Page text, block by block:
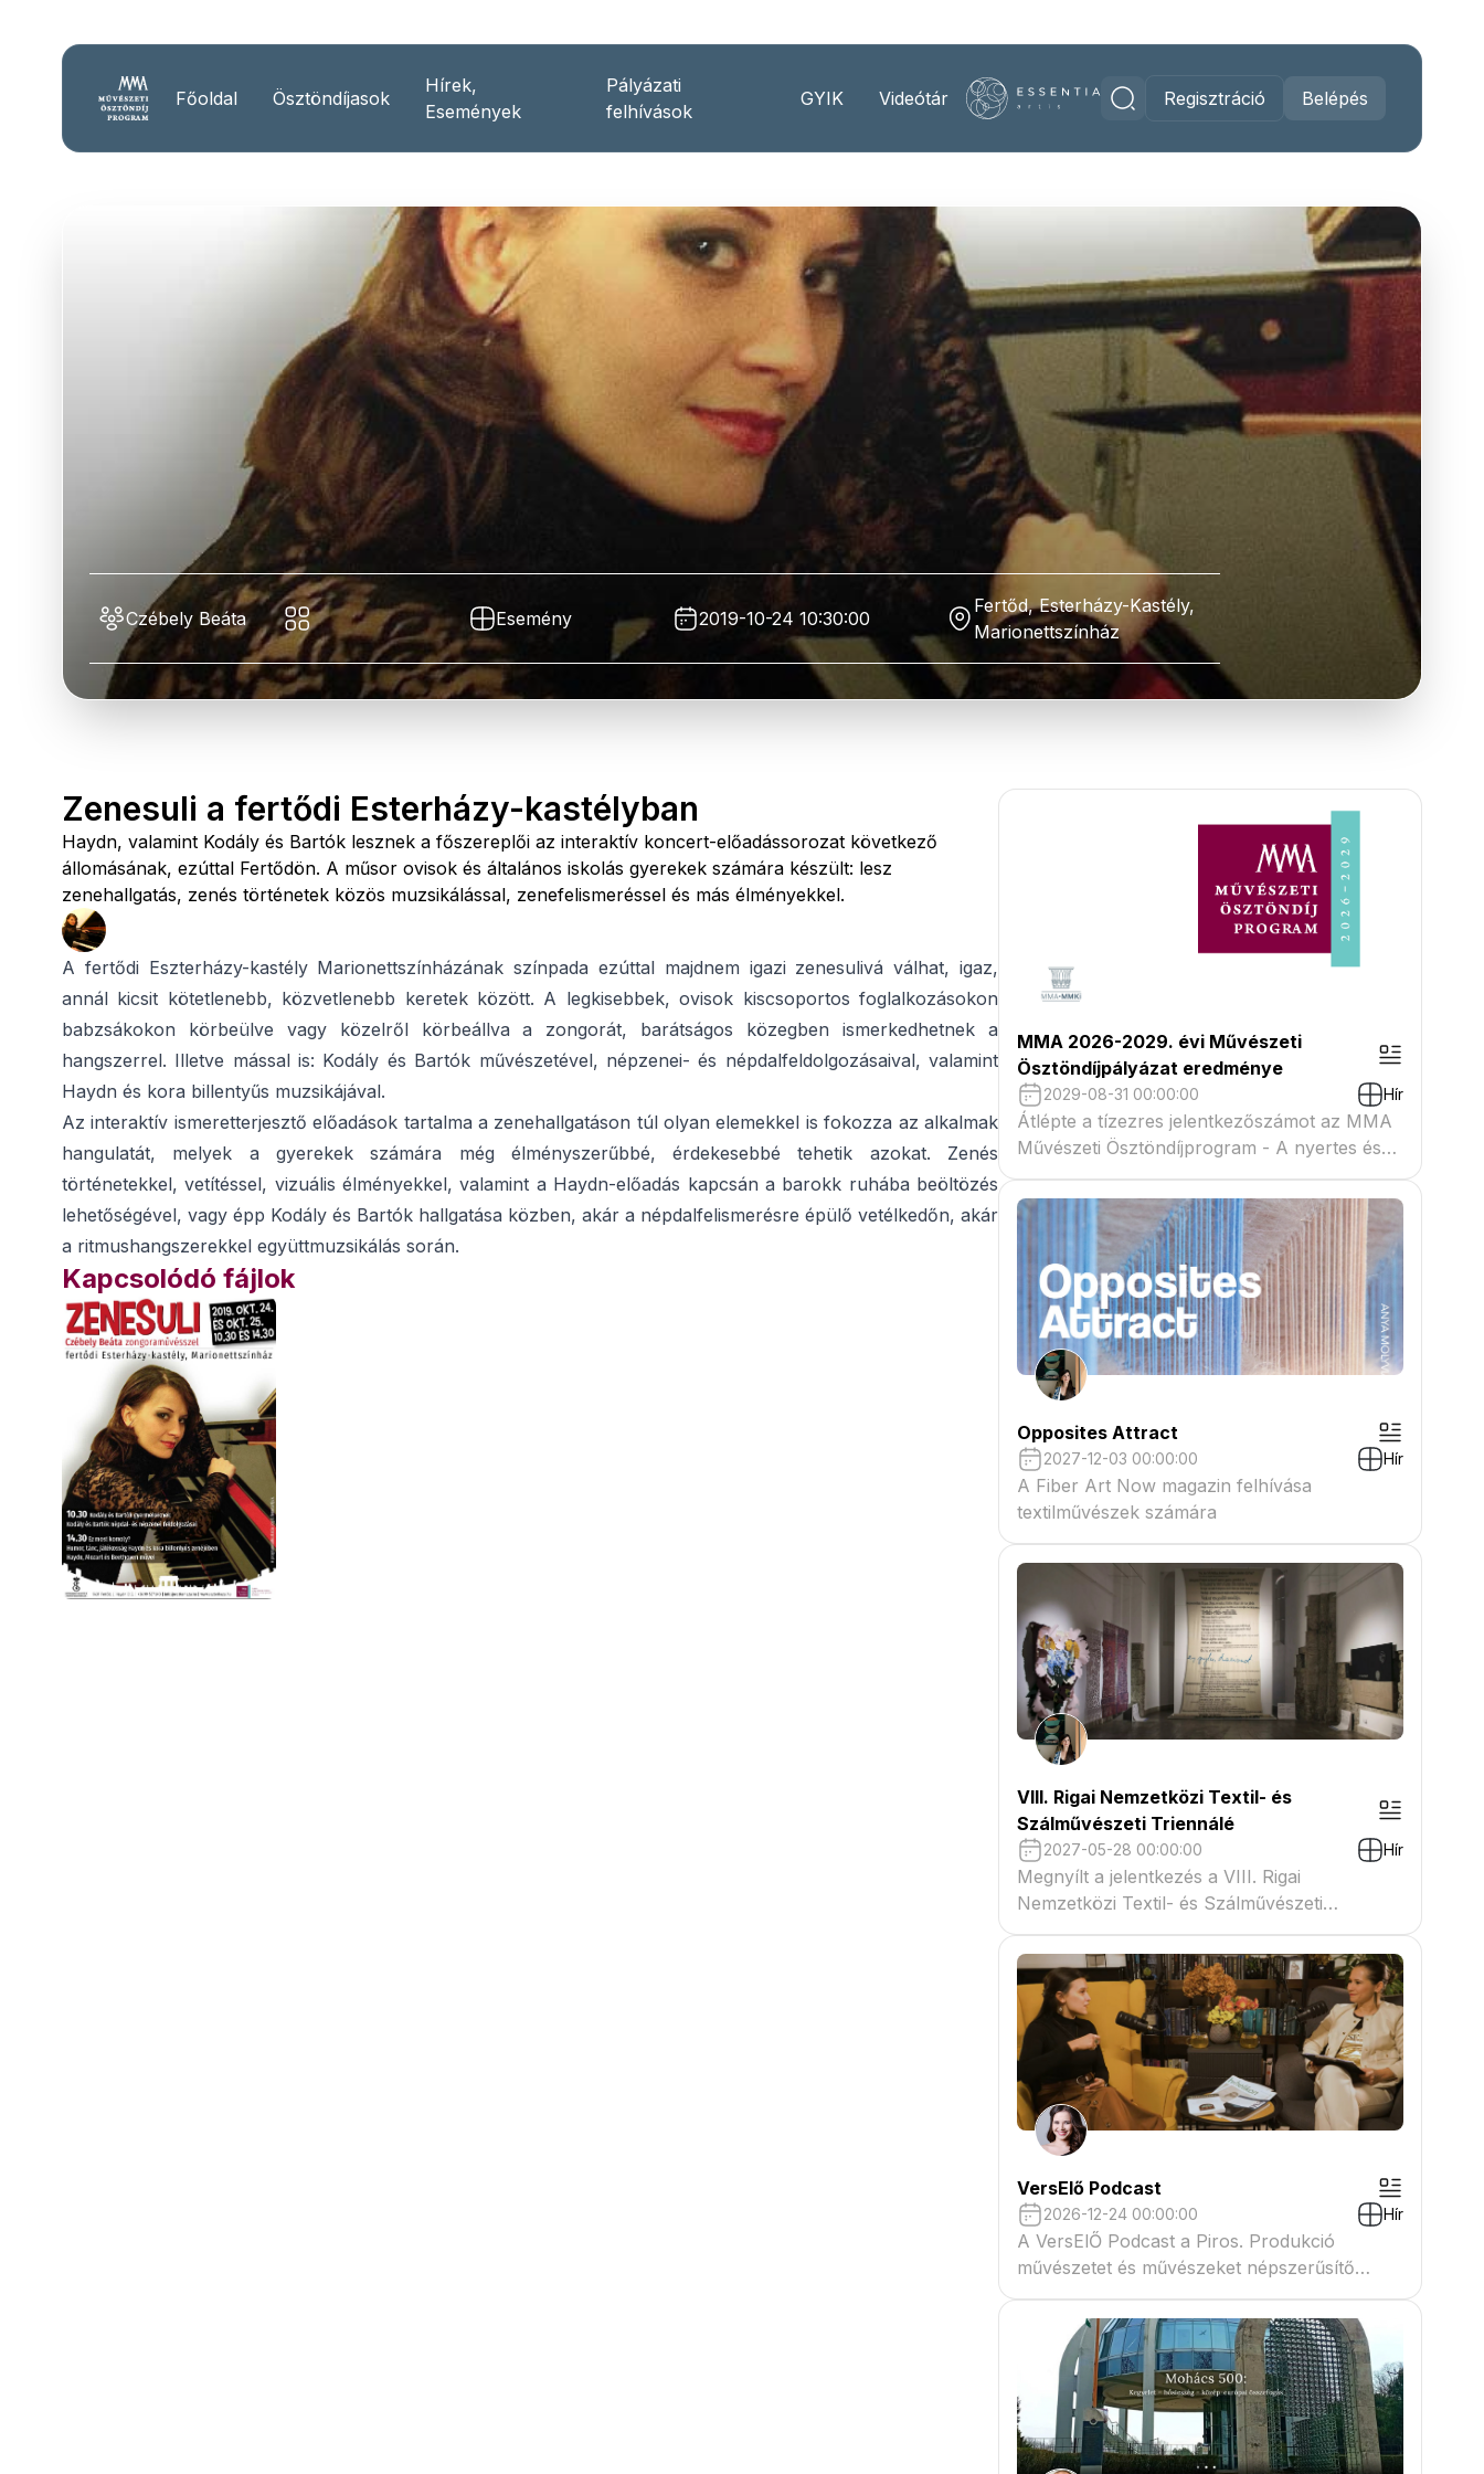
Főoldal Ösztöndíjasok
Hírek,
Események
Pályázati
felhívások
GYIK Videótár Regisztráció Belépés
Czébely Beáta Esemény 2019-10-24 10:30:00
Fertőd, Esterházy-Kastély,
Marionettszínház
Zenesuli a fertődi Esterházy-kastélyban
Haydn, valamint Kodály és Bartók lesznek a főszereplői az interaktív koncert-előadássorozat következő
állomásának, ezúttal Fertődön. A műsor ovisok és általános iskolás gyerekek számára készült: lesz
zenehallgatás, zenés történetek közös muzsikálással, zenefelismeréssel és más élményekkel.
A fertődi Eszterházy-kastély Marionettszínházának színpada ezúttal majdnem igazi zenesulivá válhat, igaz,
annál kicsit kötetlenebb, közvetlenebb keretek között. A legkisebbek, ovisok kiscsoportos foglalkozásokon
babzsákokon körbeülve vagy közelről körbeállva a zongorát, barátságos közegben ismerkedhetnek a
hangszerrel. Illetve mással is: Kodály és Bartók művészetével, népzenei- és népdalfeldolgozásaival, valamint
Haydn és kora billentyűs muzsikájával.
Az interaktív ismeretterjesztő előadások tartalma a zenehallgatáson túl olyan elemekkel is fokozza az alkalmak
hangulatát, melyek a gyerekek számára még élményszerűbbé, érdekesebbé tehetik azokat. Zenés
történetekkel, vetítéssel, vizuális élményekkel, valamint a Haydn-előadás kapcsán a barokk ruhába beöltözés
lehetőségével, vagy épp Kodály és Bartók hallgatása közben, akár a népdalfelismerésre épülő vetélkedőn, akár
a ritmushangszerekkel együttmuzsikálás során.
Kapcsolódó fájlok
MMA 2026-2029. évi Művészeti
Ösztöndíjpályázat eredménye
2029-08-31 00:00:00 Hír
Átlépte a tízezres jelentkezőszámot az MMA
Művészeti Ösztöndíjprogram - A nyertes és
tartaléklistás pályázók névsora megtekinthető
a csatolmányban
Opposites Attract
2027-12-03 00:00:00 Hír
A Fiber Art Now magazin felhívása
textilművészek számára
VIII. Rigai Nemzetközi Textil- és
Szálművészeti Triennálé
2027-05-28 00:00:00 Hír
Megnyílt a jelentkezés a VIII. Rigai
Nemzetközi Textil- és Szálművészeti
Triennáléra
VersElő Podcast
2026-12-24 00:00:00 Hír
A VersElŐ Podcast a Piros. Produkció
művészetet és művészeket népszerűsítő
beszélgető műsora